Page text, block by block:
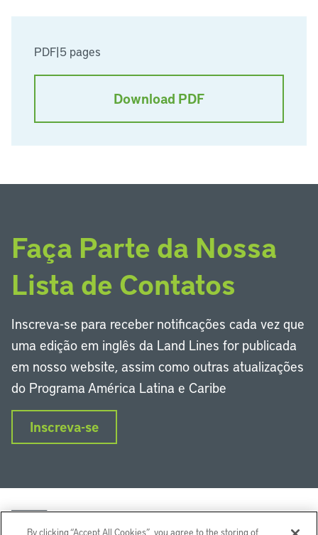
PDF|5 pages
Download PDF
Faça Parte da Nossa
Lista de Contatos
Inscreva-se para receber notificações cada vez que
uma edição em inglês da Land Lines for publicada
em nosso website, assim como outras atualizações
do Programa América Latina e Caribe
Inscreva-se
By clicking “Accept All Cookies”, you agree to the storing of